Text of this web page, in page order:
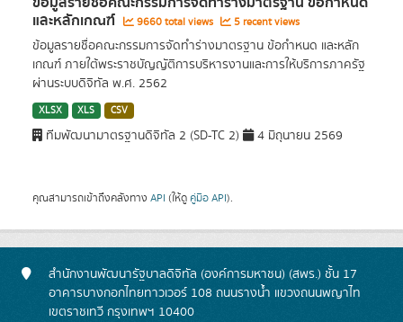
และหลักเกณฑ์ 9660 total views 5 recent views
ข้อมูลรายชื่อคณะกรรมการจัดทำร่างมาตรฐาน ข้อกำหนด และหลัก
เกณฑ์ ภายใต้พระราชบัญญัติการบริหารงานและการให้บริการภาครัฐ
ผ่านระบบดิจิทัล พ.ศ. 2562
XLSX XLS CSV
ทีมพัฒนามาตรฐานดิจิทัล 2 (SD-TC 2) 4 มิถุนายน 2569
คุณสามารถเข้าถึงคลังทาง API (ให้ดู คู่มือ API).
สำนักงานพัฒนารัฐบาลดิจิทัล (องค์การมหาชน) (สพร.) ชั้น 17
อาคารบางกอกไทยทาวเวอร์ 108 ถนนรางน้ำ แขวงถนนพญาไท
เขตราชเทวี กรุงเทพฯ 10400